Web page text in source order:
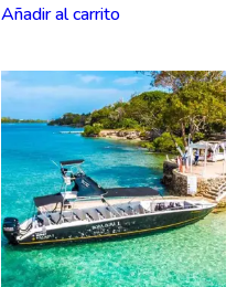
Añadir al carrito